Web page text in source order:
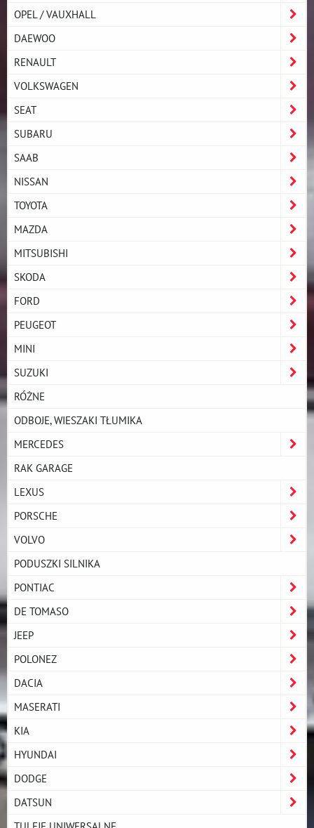
OPEL / VAUXHALL
DAEWOO
RENAULT
VOLKSWAGEN
SEAT
SUBARU
SAAB
NISSAN
TOYOTA
MAZDA
MITSUBISHI
SKODA
FORD
PEUGEOT
MINI
SUZUKI
RÓŻNE
ODBOJE, WIESZAKI TŁUMIKA
MERCEDES
RAK GARAGE
LEXUS
PORSCHE
VOLVO
PODUSZKI SILNIKA
PONTIAC
DE TOMASO
JEEP
POLONEZ
DACIA
MASERATI
KIA
HYUNDAI
DODGE
DATSUN